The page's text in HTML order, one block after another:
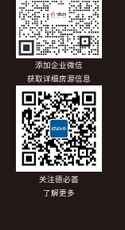
添加企业微信
获取详细房源信息
关注德必荟
了解更多